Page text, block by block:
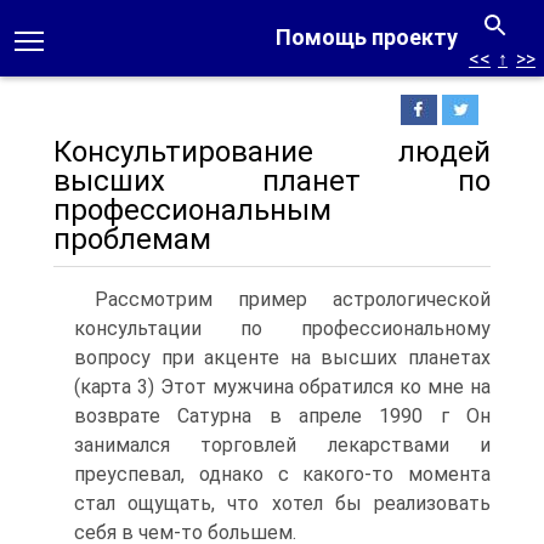
Помощь проекту
<< ↑ >>
Консультирование людей
высших планет по
профессиональным
проблемам
Рассмотрим пример астрологической
консультации по профессиональному
вопросу при акценте на высших планетах
(карта 3) Этот мужчина обратился ко мне на
возврате Сатурна в апреле 1990 г Он
занимался торговлей лекарствами и
преуспевал, однако с какого-то момента
стал ощущать, что хотел бы реализовать
себя в чем-то большем.